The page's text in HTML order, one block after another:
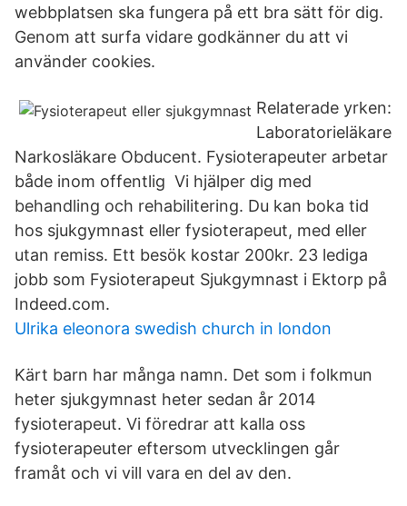
webbplatsen ska fungera på ett bra sätt för dig.
Genom att surfa vidare godkänner du att vi
använder cookies.
Relaterade yrken:
Laboratorieläkare
Narkosläkare Obducent. Fysioterapeuter arbetar
både inom offentlig Vi hjälper dig med
behandling och rehabilitering. Du kan boka tid
hos sjukgymnast eller fysioterapeut, med eller
utan remiss. Ett besök kostar 200kr. 23 lediga
jobb som Fysioterapeut Sjukgymnast i Ektorp på
Indeed.com.
Ulrika eleonora swedish church in london
Kärt barn har många namn. Det som i folkmun
heter sjukgymnast heter sedan år 2014
fysioterapeut. Vi föredrar att kalla oss
fysioterapeuter eftersom utvecklingen går
framåt och vi vill vara en del av den.